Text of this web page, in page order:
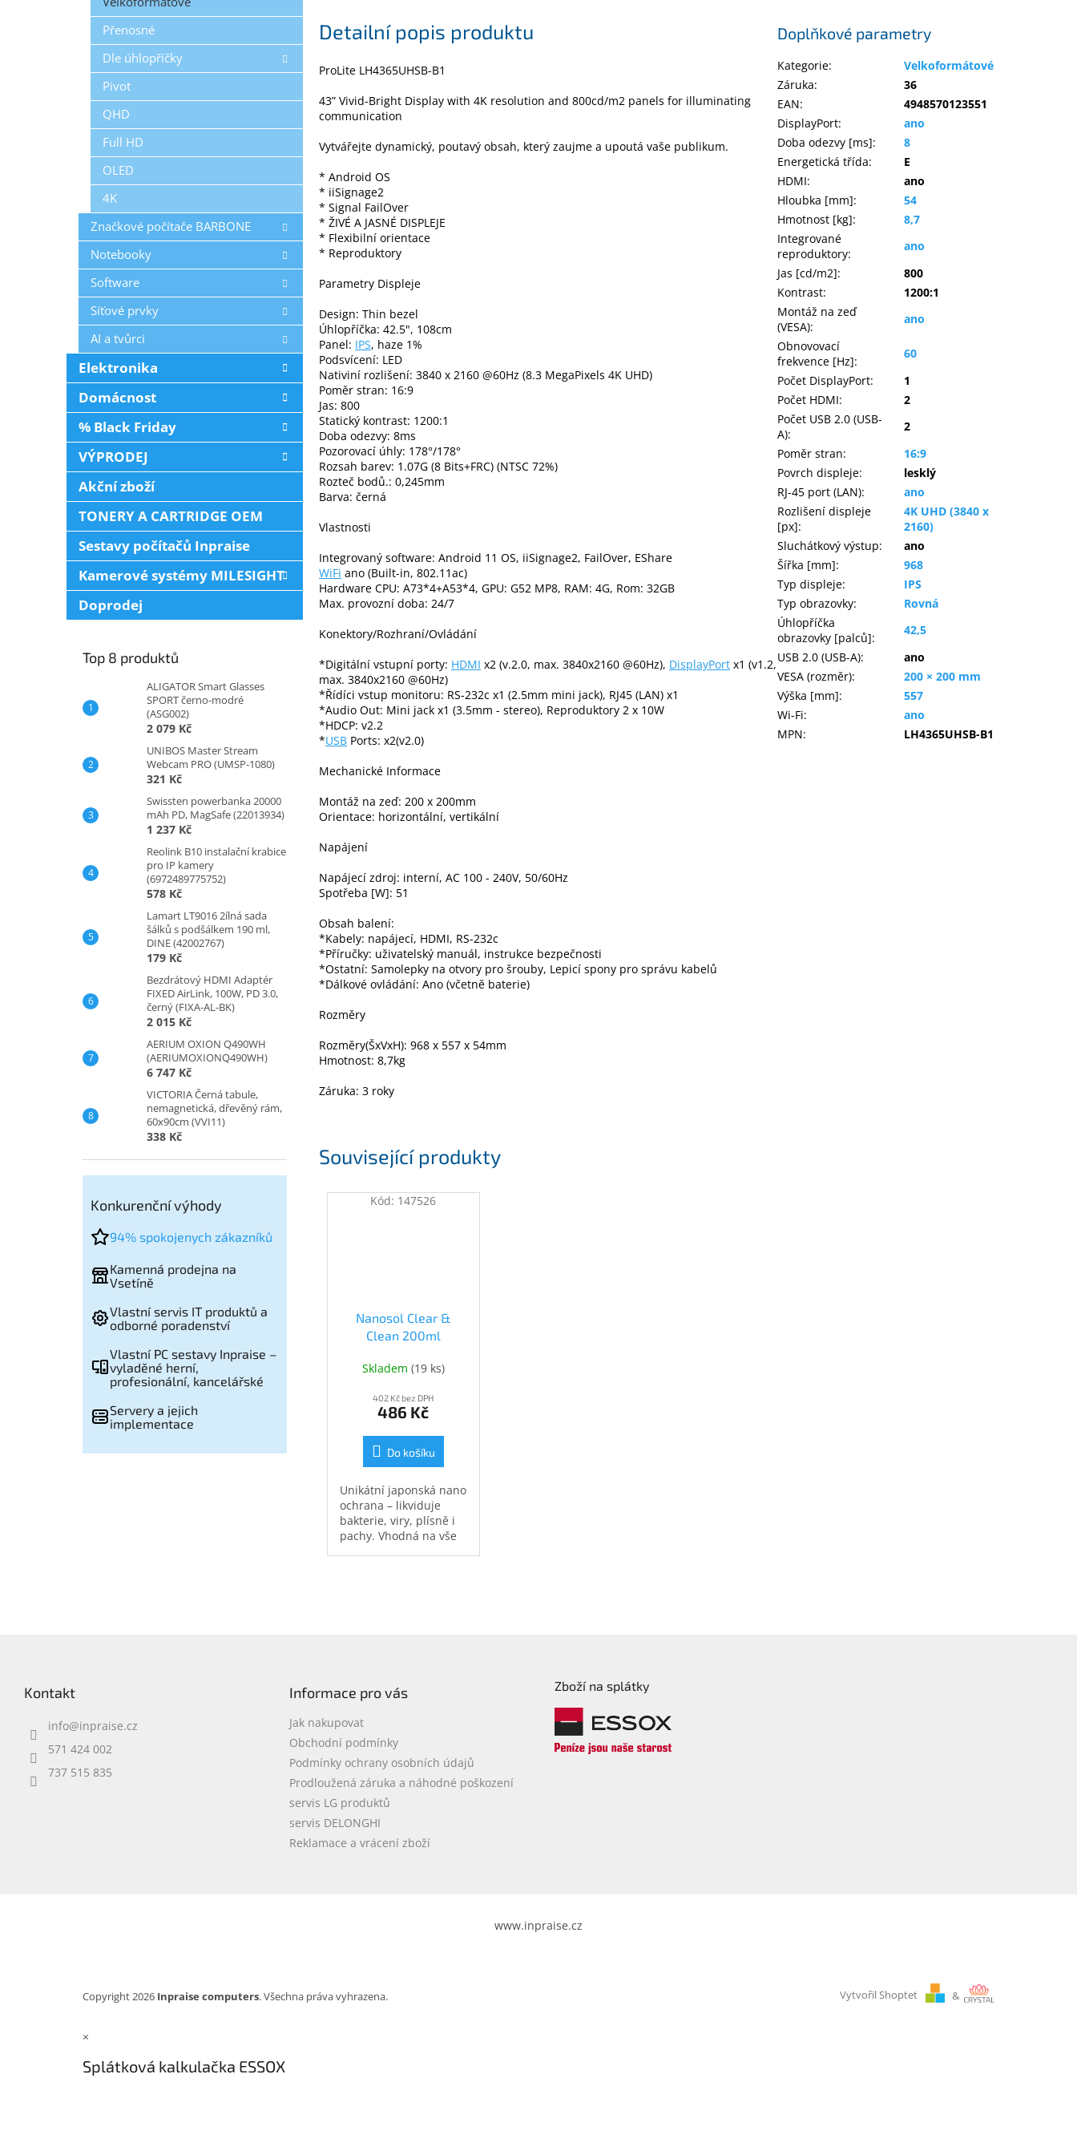
Přenosné
Dle úhlopříčky
Pivot
QHD
Full HD
OLED
4K
Značkové počítače BARBONE
Notebooky
Software
Síťové prvky
AI a tvůrci
Elektronika
Domácnost
% Black Friday
VÝPRODEJ
Akční zboží
TONERY A CARTRIDGE OEM
Sestavy počítačů Inpraise
Kamerové systémy MILESIGHT
Doprodej
Top 8 produktů
ALIGATOR Smart Glasses
SPORT černo-modré
(ASG002)
2 079 Kč
UNIBOS Master Stream
Webcam PRO (UMSP-1080)
321 Kč
Swissten powerbanka 20000
mAh PD, MagSafe (22013934)
1 237 Kč
Reolink B10 instalační krabice
pro IP kamery
(6972489775752)
578 Kč
Lamart LT9016 2ílná sada
šálků s podšálkem 190 ml,
DINE (42002767)
179 Kč
Bezdrátový HDMI Adaptér
FIXED AirLink, 100W, PD 3.0,
černý (FIXA-AL-BK)
2 015 Kč
AERIUM OXION Q490WH
(AERIUMOXIONQ490WH)
6 747 Kč
VICTORIA Černá tabule,
nemagnetická, dřevěný rám,
60x90cm (VVI11)
338 Kč
Konkurenční výhody
94% spokojenych zákazníků
Kamenná prodejna na
Vsetíně
Vlastní servis IT produktů a
odborné poradenství
Vlastní PC sestavy Inpraise –
vyladěné herní,
profesionální, kancelářské
Servery a jejich
implementace
Související produkty
Nanosol Clear &
Clean 200ml
Skladem (19 ks)
402 Kč bez DPH
486 Kč
Do košíku
Unikátní japonská nano
ochrana – likviduje
bakterie, viry, plísně i
pachy. Vhodná na vše
Kód: 147526
Detailní popis produktu
ProLite LH4365UHSB-B1
43” Vivid-Bright Display with 4K resolution and 800cd/m2 panels for illuminating
communication
Vytvářejte dynamický, poutavý obsah, který zaujme a upoutá vaše publikum.
* Android OS
* iiSignage2
* Signal FailOver
* ŽIVÉ A JASNÉ DISPLEJE
* Flexibilní orientace
* Reproduktory
Parametry Displeje
Design: Thin bezel
Úhlopříčka: 42.5", 108cm
Panel: IPS, haze 1%
Podsvícení: LED
Nativiní rozlišení: 3840 x 2160 @60Hz (8.3 MegaPixels 4K UHD)
Poměr stran: 16:9
Jas: 800
Statický kontrast: 1200:1
Doba odezvy: 8ms
Pozorovací úhly: 178°/178°
Rozsah barev: 1.07G (8 Bits+FRC) (NTSC 72%)
Rozteč bodů.: 0,245mm
Barva: černá
Vlastnosti
Integrovaný software: Android 11 OS, iiSignage2, FailOver, EShare
WiFi ano (Built-in, 802.11ac)
Hardware CPU: A73*4+A53*4, GPU: G52 MP8, RAM: 4G, Rom: 32GB
Max. provozní doba: 24/7
Konektory/Rozhraní/Ovládání
*Digitální vstupní porty: HDMI x2 (v.2.0, max. 3840x2160 @60Hz), DisplayPort x1 (v1.2,
max. 3840x2160 @60Hz)
*Řídíci vstup monitoru: RS-232c x1 (2.5mm mini jack), RJ45 (LAN) x1
*Audio Out: Mini jack x1 (3.5mm - stereo), Reproduktory 2 x 10W
*HDCP: v2.2
*USB Ports: x2(v2.0)
Mechanické Informace
Montáž na zeď: 200 x 200mm
Orientace: horizontální, vertikální
Napájení
Napájecí zdroj: interní, AC 100 - 240V, 50/60Hz
Spotřeba [W]: 51
Obsah balení:
*Kabely: napájecí, HDMI, RS-232c
*Příručky: uživatelský manuál, instrukce bezpečnosti
*Ostatní: Samolepky na otvory pro šrouby, Lepicí spony pro správu kabelů
*Dálkové ovládání: Ano (včetně baterie)
Rozměry
Rozměry(ŠxVxH): 968 x 557 x 54mm
Hmotnost: 8,7kg
Záruka: 3 roky
Doplňkové parametry
Kategorie:
Velkoformátové
Záruka:
36
EAN:
4948570123551
DisplayPort:
ano
Doba odezvy [ms]:
8
Energetická třída:
E
HDMI:
ano
Hloubka [mm]:
54
Hmotnost [kg]:
8,7
Integrované
reproduktory:
ano
Jas [cd/m2]:
800
Kontrast:
1200:1
Montáž na zeď
(VESA):
ano
Obnovovací
frekvence [Hz]:
60
Počet DisplayPort:
1
Počet HDMI:
2
Počet USB 2.0 (USB-
A):
2
Poměr stran:
16:9
Povrch displeje:
lesklý
RJ-45 port (LAN):
ano
Rozlišení displeje
[px]:
4K UHD (3840 x
2160)
Sluchátkový výstup:
ano
Šířka [mm]:
968
Typ displeje:
IPS
Typ obrazovky:
Rovná
Úhlopříčka
obrazovky [palců]:
42,5
USB 2.0 (USB-A):
ano
VESA (rozměr):
200 × 200 mm
Výška [mm]:
557
Wi-Fi:
ano
MPN: LH4365UHSB-B1
Kontakt
info@inpraise.cz
571 424 002
737 515 835
Informace pro vás
Jak nakupovat
Obchodní podmínky
Podmínky ochrany osobních údajů
Prodloužená záruka a náhodné poškození
servis LG produktů
servis DELONGHI
Reklamace a vrácení zboží
Zboží na splátky
www.inpraise.cz
Vytvořil Shoptet &
Copyright 2026 Inpraise computers. Všechna práva vyhrazena.
×
Splátková kalkulačka ESSOX